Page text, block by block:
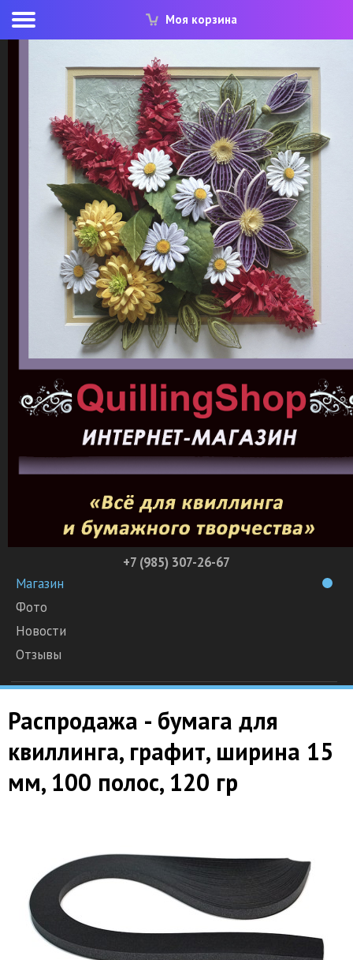
Моя корзина
+7 (985) 307-26-67
Магазин
Фото
Новости
Отзывы
Распродажа - бумага для
квиллинга, графит, ширина 15
мм, 100 полос, 120 гр